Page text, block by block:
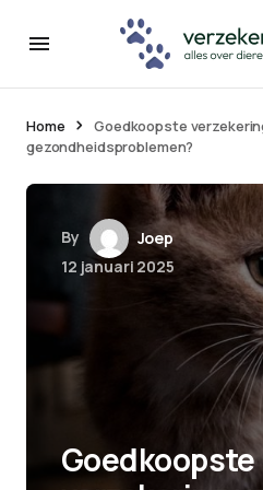
Home
Goedkoopste
gezondheidsproblemen?
By
Joep
12 januari 2025
Goedkoopste